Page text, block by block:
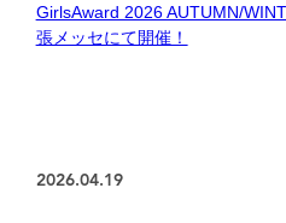
GirlsAward 2026 AUTUMN/
張メッセにて開催！
2026.04.19